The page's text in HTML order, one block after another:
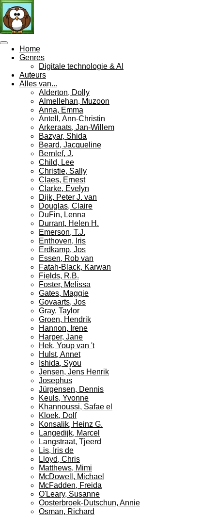
Ga
direct
naar
de
hoofdinhoud
Home
Genres
Digitale technologie & AI
Auteurs
Alles van...
Alderton, Dolly
Almellehan, Muzoon
Anna, Emma
Antell, Ann-Christin
Arkeraats, Jan-Willem
Bazyar, Shida
Beard, Jacqueline
Bernlef, J.
Child, Lee
Christie, Sally
Claes, Ernest
Clarke, Evelyn
Dijk, Peter J. van
Douglas, Claire
DuFin, Lenna
Durrant, Helen H.
Emerson, T.J.
Enthoven, Iris
Erdkamp, Jos
Essen, Rob van
Fatah-Black, Karwan
Fields, R.B.
Foster, Melissa
Gates, Maggie
Govaarts, Jos
Gray, Taylor
Groen, Hendrik
Hannon, Irene
Harper, Jane
Hek, Youp van 't
Hulst, Annet
Ishida, Syou
Jensen, Jens Henrik
Josephus
Jürgensen, Dennis
Keuls, Yvonne
Khannoussi, Safae el
Kloek, Dolf
Konsalik, Heinz G.
Langedijk, Marcel
Langstraat, Tjeerd
Lis, Iris de
Lloyd, Chris
Matthews, Mimi
McDowell, Michael
McFadden, Freida
O'Leary, Susanne
Oosterbroek-Dutschun, Annie
Osman, Richard